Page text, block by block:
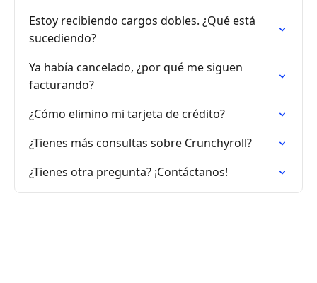
Estoy recibiendo cargos dobles. ¿Qué está
sucediendo?
Ya había cancelado, ¿por qué me siguen
facturando?
¿Cómo elimino mi tarjeta de crédito?
¿Tienes más consultas sobre Crunchyroll?
¿Tienes otra pregunta? ¡Contáctanos!